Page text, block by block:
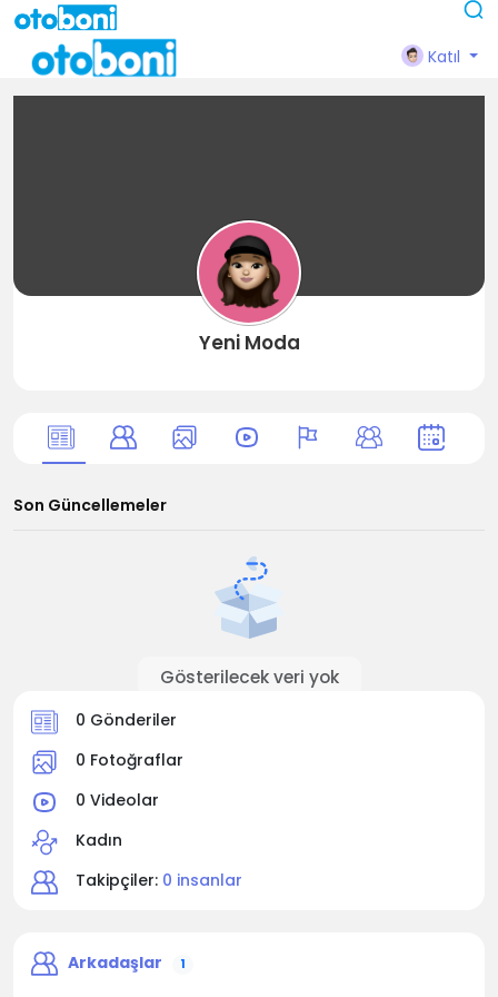
Katıl
Yeni Moda
Son Güncellemeler
Gösterilecek veri yok
0 Gönderiler
0 Fotoğraflar
0 Videolar
Kadın
Takipçiler: 0 insanlar
Arkadaşlar 1